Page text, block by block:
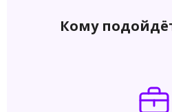
Кому